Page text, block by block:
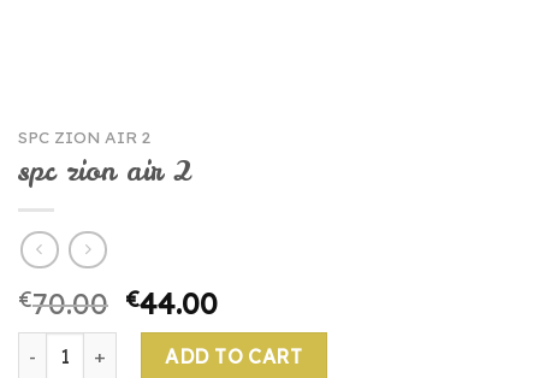
SPC ZION AIR 2
spc zion air 2
€70.00 €44.00
spc zion air 2 quantityADD TO CART